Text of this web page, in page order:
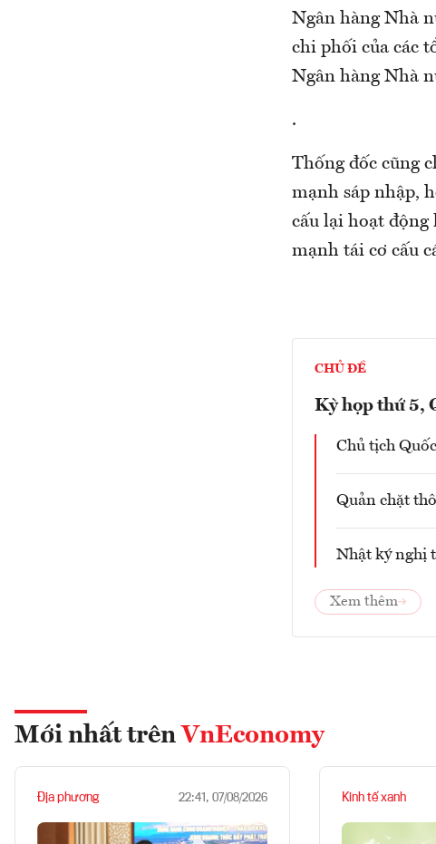
Ngân hàng Nhà
chi phối của các
Ngân hàng Nhà
.
Thống đốc cũng
mạnh sáp nhập,
cấu lại hoạt động
mạnh tái cơ cấu
CHỦ ĐỀ
Kỳ họp thứ 5,
Chủ tịch
Quản chặt
Nhật ký nghị
Xem thêm
Mới nhất trên VnEconomy
Địa phương 22:41, 07/08/2026 Kinh tế xanh